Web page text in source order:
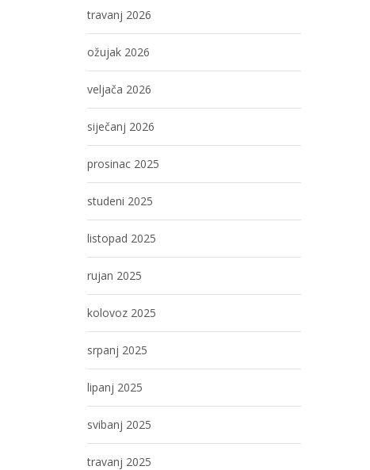
travanj 2026
ožujak 2026
veljača 2026
siječanj 2026
prosinac 2025
studeni 2025
listopad 2025
rujan 2025
kolovoz 2025
srpanj 2025
lipanj 2025
svibanj 2025
travanj 2025